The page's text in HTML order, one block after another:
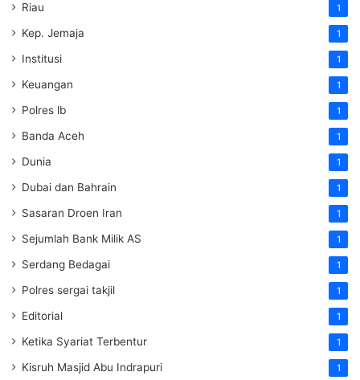
Riau 1
Kep. Jemaja 1
Institusi 1
Keuangan 1
Polres lb 1
Banda Aceh 1
Dunia 1
Dubai dan Bahrain 1
Sasaran Droen Iran 1
Sejumlah Bank Milik AS 1
Serdang Bedagai 1
Polres sergai takjil 1
Editorial 1
Ketika Syariat Terbentur 1
Kisruh Masjid Abu Indrapuri 1